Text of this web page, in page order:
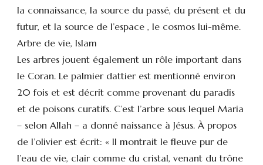
la connaissance, la source du passé, du présent et du
futur, et la source de l’espace , le cosmos lui-même.
Arbre de vie, Islam
Les arbres jouent également un rôle important dans
le Coran. Le palmier dattier est mentionné environ
20 fois et est décrit comme provenant du paradis
et de poisons curatifs. C’est l’arbre sous lequel Maria
– selon Allah – a donné naissance à Jésus. À propos
de l’olivier est écrit: « Il montrait le fleuve pur de
l’eau de vie, clair comme du cristal, venant du trône